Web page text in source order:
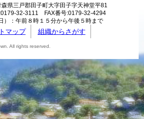
県三戸郡田子町大字田子字天神堂平81
32-3111 FAX番号:0179-32-4294
）：午前８時１５分から午後５時まで
マップ 組織からさがす
All rights reserved.